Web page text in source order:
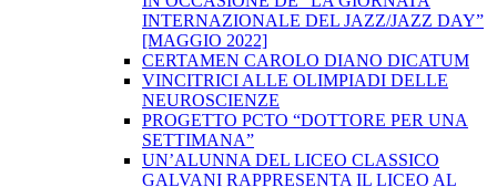
INTERNAZIONALE DEL JAZZ/JAZZ DAY”
[MAGGIO 2022]
CERTAMEN CAROLO DIANO DICATUM
VINCITRICI ALLE OLIMPIADI DELLE
NEUROSCIENZE
PROGETTO PCTO “DOTTORE PER UNA
SETTIMANA”
UN’ALUNNA DEL LICEO CLASSICO
GALVANI RAPPRESENTA IL LICEO AL